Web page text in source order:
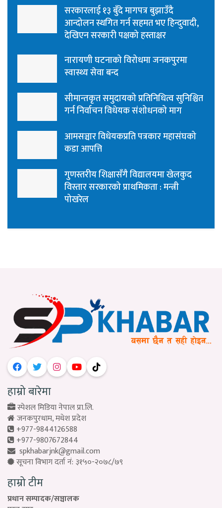
सरकारलाई १३ बुँदे मागपत्र बुझाउँदै
आन्दोलन स्थगित गर्न सहमत भए हिन्दुवादी,
देखिएन सरकारी पक्षको हस्ताक्षर
नारायणी घटनाको विरोधमा जनकपुरमा
स्वास्थ्य सेवा बन्द
सीमान्तकृत समुदायको प्रतिनिधित्व सुनिश्चित
गर्न निर्वाचन विधेयक संशोधनको माग
आमसञ्चार विधेयकप्रति पत्रकार महासंघको
कडा आपत्ति
गुणस्तरीय शिक्षासँगै विद्यालयमा खेलकुद
विस्तार सरकारको प्राथमिकता : मन्त्री
पोखरेल
हाम्रो बारेमा
स्पेशल मिडिया नेपाल प्रा.लि.
जनकपुरधाम, मधेश प्रदेश
+977-9844126588
+977-9807672844
spkhabarjnk@gmail.com
सूचना विभाग दर्ता नं: ३१५०-२०७८/७९
हाम्रो टीम
प्रधान सम्पादक/सञ्चालक